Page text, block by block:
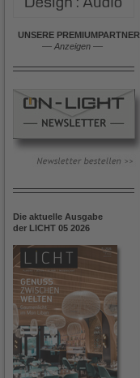
UNSERE PREMIUMPARTNER
–– Anzeigen ––
Die aktuelle Ausgabe
der LICHT 05 2026